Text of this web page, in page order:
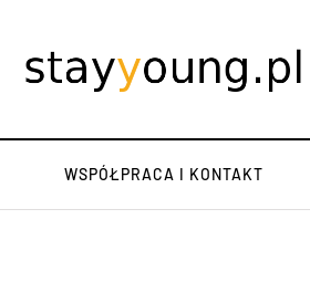
WSPÓŁPRACA I KONTAKT